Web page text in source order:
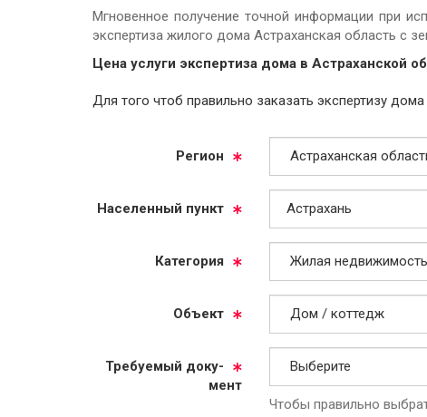
Мгновенное получение точной информации при
экспертиза жилого дома Астраханская область с
Цена услуги экспертиза дома в Астраханской
Для того чтоб
Ре­ги­он
На­се­лен­ный пункт
Ка­те­го­рия
Объ­ект
Тре­бу­емый до­ку­
мент
Чтобы правильно